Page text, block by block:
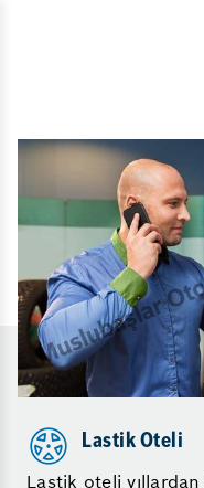
Lastik Oteli
Lastik oteli